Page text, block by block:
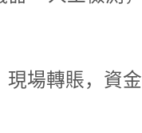
場轉賬，資